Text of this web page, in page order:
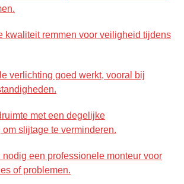
kwaliteit remmen voor veiligheid tijdens
verlichting goed werkt, vooral bij
met een degelijke
slijtage te verminderen.
een professionele monteur voor
of problemen.